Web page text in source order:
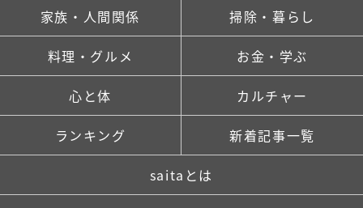
家族・人間関係 掃除・暮らし
料理・グルメ お金・学ぶ
心と体 カルチャー
ランキング 新着記事一覧
saitaとは